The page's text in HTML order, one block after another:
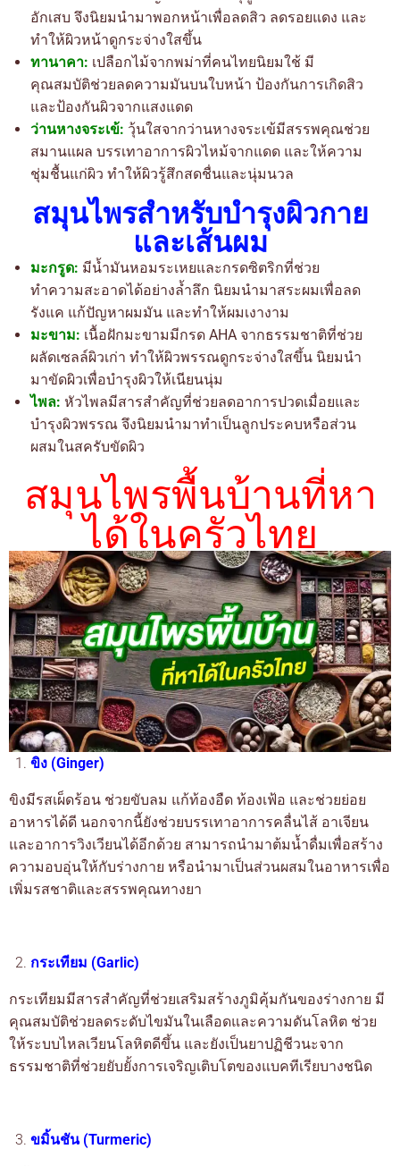
อักเสบ จึงนิยมนำมาพอกหน้าเพื่อลดสิว ลดรอยแดง และ
ทำให้ผิวหน้าดูกระจ่างใสขึ้น
ทานาคา: เปลือกไม้จากพม่าที่คนไทยนิยมใช้ มี
คุณสมบัติช่วยลดความมันบนใบหน้า ป้องกันการเกิดสิว
และป้องกันผิวจากแสงแดด
ว่านหางจระเข้: วุ้นใสจากว่านหางจระเข้มีสรรพคุณช่วย
สมานแผล บรรเทาอาการผิวไหม้จากแดด และให้ความ
ชุ่มชื้นแก่ผิว ทำให้ผิวรู้สึกสดชื่นและนุ่มนวล
สมุนไพรสำหรับบำรุงผิวกาย
และเส้นผม
มะกรูด: มีน้ำมันหอมระเหยและกรดซิตริกที่ช่วย
ทำความสะอาดได้อย่างล้ำลึก นิยมนำมาสระผมเพื่อลด
รังแค แก้ปัญหาผมมัน และทำให้ผมเงางาม
มะขาม: เนื้อฝักมะขามมีกรด AHA จากธรรมชาติที่ช่วย
ผลัดเซลล์ผิวเก่า ทำให้ผิวพรรณดูกระจ่างใสขึ้น นิยมนำ
มาขัดผิวเพื่อบำรุงผิวให้เนียนนุ่ม
ไพล: หัวไพลมีสารสำคัญที่ช่วยลดอาการปวดเมื่อยและ
บำรุงผิวพรรณ จึงนิยมนำมาทำเป็นลูกประคบหรือส่วน
ผสมในสครับขัดผิว
สมุนไพรพื้นบ้านที่หา
ได้ในครัวไทย
ขิง (Ginger)
ขิงมีรสเผ็ดร้อน ช่วยขับลม แก้ท้องอืด ท้องเฟ้อ และช่วยย่อย
อาหารได้ดี นอกจากนี้ยังช่วยบรรเทาอาการคลื่นไส้ อาเจียน
และอาการวิงเวียนได้อีกด้วย สามารถนำมาต้มน้ำดื่มเพื่อสร้าง
ความอบอุ่นให้กับร่างกาย หรือนำมาเป็นส่วนผสมในอาหารเพื่อ
เพิ่มรสชาติและสรรพคุณทางยา
กระเทียม (Garlic)
กระเทียมมีสารสำคัญที่ช่วยเสริมสร้างภูมิคุ้มกันของร่างกาย มี
คุณสมบัติช่วยลดระดับไขมันในเลือดและความดันโลหิต ช่วย
ให้ระบบไหลเวียนโลหิตดีขึ้น และยังเป็นยาปฏิชีวนะจาก
ธรรมชาติที่ช่วยยับยั้งการเจริญเติบโตของแบคทีเรียบางชนิด
ขมิ้นชัน (Turmeric)